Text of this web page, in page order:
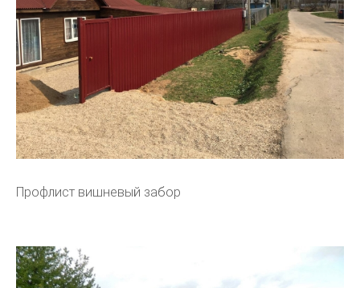
Профлист вишневый забор